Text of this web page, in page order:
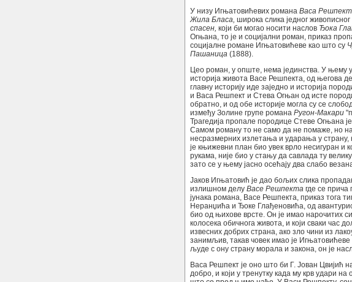
У низу Игњатовићевих романа Васа Решпект
Жила Бласа, широка слика једног
спасен, који би могао носити наслов Ђока
Огњана, то је и социјални роман, приказ
социјалне романе Игњатовићеве као што су
Пашаница (1888).
Цео роман, у опште, нема јединства. У њему
историја живота Васе Решпекта, од његова
главну историју иде заједно и историја
и Васа Решпект и Стева Огњан од исте
обратно, и од обе историје могла су се
између Золине групе романа Ругон-Макари
Трагедија пропале породице Стеве Огњана
Самом роману то не само да не помаже, но
несразмерних излетања и ударања у страну,
је књижевни план био увек врло несигуран и
рукама, није био у стању да савлада ту
зато се у њему јасно осећају два слабо
Јаков Игњатовић је дао бољих слика
излишном делу Васе Решпекта где се
јунака романа, Васе Решпекта, приказ тога
Неранџића и Ђоке Глађеновића, од
био од њихове врсте. Он је имао нарочитих
колосека обичнога живота, и који сваки час
извесних добрих страна, ако зло чини из
занимљив, такав човек имао је Игњатовићеве
људе с ону страну морала и закона, он је
Васа Решпект је оно што би Г. Јован Цвијић
добро, и који у тренутку када му крв удари